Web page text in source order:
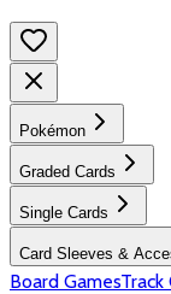
Pokémon
Graded Cards
Single Cards
Card Sleeves &
Board GamesTrack